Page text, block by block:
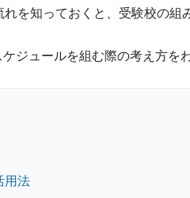
を知っておくと、受験校の組
ジュールを組む際の考え方を
用法